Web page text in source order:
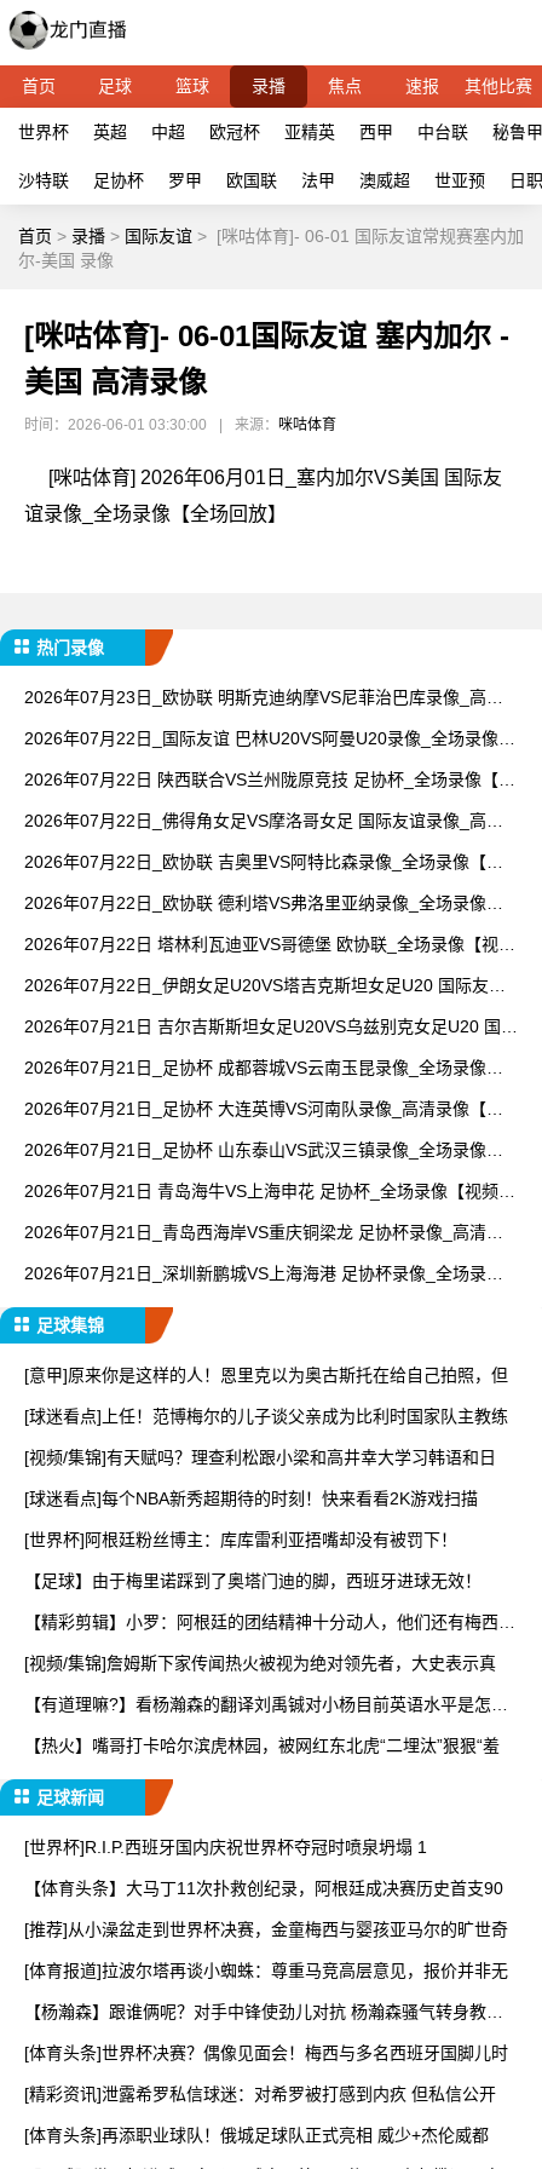
首页 足球 篮球 录播 焦点 速报 其他比赛
世界杯 英超 中超 欧冠杯 亚精英 西甲 中台联 秘鲁甲
沙特联 足协杯 罗甲 欧国联 法甲 澳威超 世亚预 日
首页 > 录播 > 国际友谊 > [咪咕体育]- 06-01 国际友谊常规赛塞内加
尔-美国 录像
[咪咕体育]- 06-01国际友谊 塞内加尔 -
美国 高清录像
时间：2026-06-01 03:30:00 来源： 咪咕体育
[咪咕体育] 2026年06月01日_塞内加尔VS美国 国际友
谊录像_全场录像【全场回放】
热门录像
2026年07月23日_欧协联 明斯克迪纳摩VS尼菲治巴库录像_高清
2026年07月22日_国际友谊 巴林U20VS阿曼U20录像_全场录像
2026年07月22日 陕西联合VS兰州陇原竞技 足协杯_全场录像【全
2026年07月22日_佛得角女足VS摩洛哥女足 国际友谊录像_高清
2026年07月22日_欧协联 吉奥里VS阿特比森录像_全场录像【全
2026年07月22日_欧协联 德利塔VS弗洛里亚纳录像_全场录像
2026年07月22日 塔林利瓦迪亚VS哥德堡 欧协联_全场录像【视频
2026年07月22日_伊朗女足U20VS塔吉克斯坦女足U20 国际友谊
2026年07月21日 吉尔吉斯斯坦女足U20VS乌兹别克女足U20 国际
2026年07月21日_足协杯 成都蓉城VS云南玉昆录像_全场录像
2026年07月21日_足协杯 大连英博VS河南队录像_高清录像【全
2026年07月21日_足协杯 山东泰山VS武汉三镇录像_全场录像
2026年07月21日 青岛海牛VS上海申花 足协杯_全场录像【视频集
2026年07月21日_青岛西海岸VS重庆铜梁龙 足协杯录像_高清录
2026年07月21日_深圳新鹏城VS上海海港 足协杯录像_全场录像
足球集锦
[意甲]原来你是这样的人！恩里克以为奥古斯托在给自己拍照，但
[球迷看点]上任！范博梅尔的儿子谈父亲成为比利时国家队主教练
[视频/集锦]有天赋吗？理查利松跟小梁和高井幸大学习韩语和日
[球迷看点]每个NBA新秀超期待的时刻！快来看看2K游戏扫描
[世界杯]阿根廷粉丝博主：库库雷利亚捂嘴却没有被罚下！
【足球】由于梅里诺踩到了奥塔门迪的脚，西班牙进球无效！
【精彩剪辑】小罗：阿根廷的团结精神十分动人，他们还有梅西一
[视频/集锦]詹姆斯下家传闻热火被视为绝对领先者，大史表示真
【有道理嘛?】看杨瀚森的翻译刘禹铖对小杨目前英语水平是怎样
【热火】嘴哥打卡哈尔滨虎林园，被网红东北虎“二埋汰”狠狠“羞
足球新闻
[世界杯]R.I.P.西班牙国内庆祝世界杯夺冠时喷泉坍塌 1
【体育头条】大马丁11次扑救创纪录，阿根廷成决赛历史首支90
[推荐]从小澡盆走到世界杯决赛，金童梅西与婴孩亚马尔的旷世奇
[体育报道]拉波尔塔再谈小蜘蛛：尊重马竞高层意见，报价并非无
【杨瀚森】跟谁俩呢？对手中锋使劲儿对抗 杨瀚森骚气转身教做
[体育头条]世界杯决赛？偶像见面会！梅西与多名西班牙国脚儿时
[精彩资讯]泄露希罗私信球迷：对希罗被打感到内疚 但私信公开
[体育头条]再添职业球队！俄城足球队正式亮相 威少+杰伦威都